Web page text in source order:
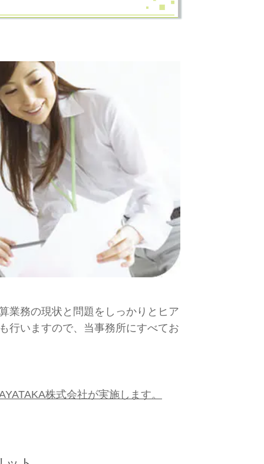
業務の現状と問題をしっかりとヒア
行いますので、当事務所にすべてお
株式会社が実施します。